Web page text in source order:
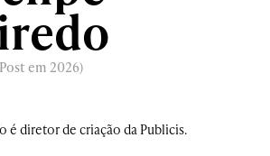
Post em 2026)
é diretor de criação da Publicis.